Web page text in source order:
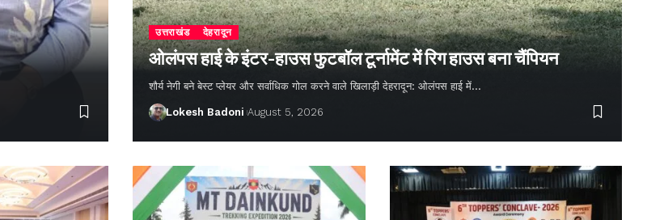
उत्तराखंड देहरादून
ओलंपस हाई के इंटर-हाउस फुटबॉल टूर्नामेंट में रिग हाउस बना चैंपियन
शौर्य नेगी बने बेस्ट प्लेयर और सर्वाधिक गोल करने वाले खिलाड़ी देहरादून: ओलंपस हाई में…
Lokesh Badoni August 5, 2026